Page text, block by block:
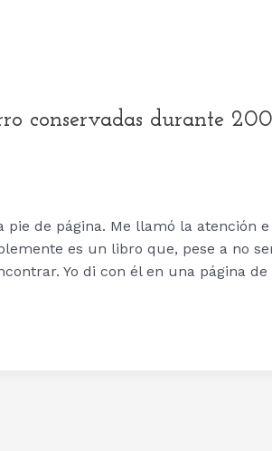
conservadas durante
pie de página. Me llamó la atención e
es un libro que, pese a no
Yo di con él en una página